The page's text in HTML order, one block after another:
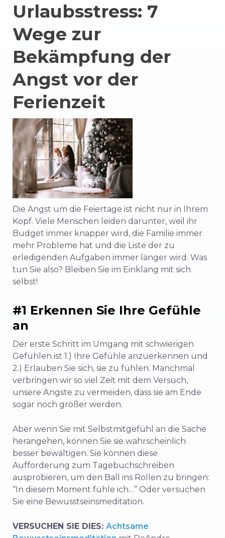
Urlaubsstress: 7
Wege zur
Bekämpfung der
Angst vor der
Ferienzeit
Die Angst um die Feiertage ist nicht nur in Ihrem
Kopf. Viele Menschen leiden darunter, weil ihr
Budget immer knapper wird, die Familie immer
mehr Probleme hat und die Liste der zu
erledigenden Aufgaben immer länger wird. Was
tun Sie also? Bleiben Sie im Einklang mit sich
selbst!
#1 Erkennen Sie Ihre Gefühle
an
Der erste Schritt im Umgang mit schwierigen
Gefühlen ist 1.) Ihre Gefühle anzuerkennen und
2.) Erlauben Sie sich, sie zu fühlen. Manchmal
verbringen wir so viel Zeit mit dem Versuch,
unsere Ängste zu vermeiden, dass sie am Ende
sogar noch größer werden.
Aber wenn Sie mit Selbstmitgefühl an die Sache
herangehen, können Sie sie wahrscheinlich
besser bewältigen. Sie können diese
Aufforderung zum Tagebuchschreiben
ausprobieren, um den Ball ins Rollen zu bringen:
“In diesem Moment fühle ich…” Oder versuchen
Sie eine Bewusstseinsmeditation.
VERSUCHEN SIE DIES: Achtsame